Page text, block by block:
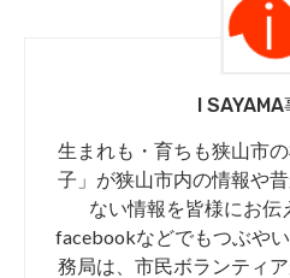
I
生まれも・育ちも狭山市
子」が狭山市内の情報や
ない情報を皆様にお伝
facebookなどでもつぶや
務局は、市民ボランティ